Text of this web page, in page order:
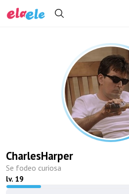
CharlesHarper
Se fodeo curiosa
lv. 19